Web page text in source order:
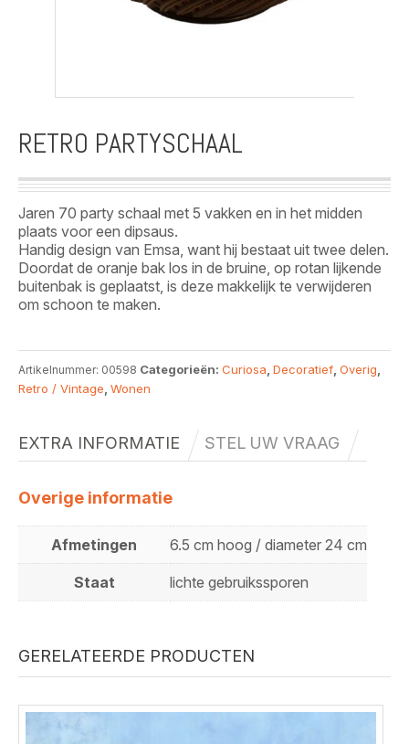
RETRO PARTYSCHAAL
Jaren 70 party schaal met 5 vakken en in het midden
plaats voor een dipsaus.
Handig design van Emsa, want hij bestaat uit twee delen.
Doordat de oranje bak los in de bruine, op rotan lijkende
buitenbak is geplaatst, is deze makkelijk te verwijderen
om schoon te maken.
Artikelnummer: 00598 Categorieën: Curiosa Decoratief Overig
Retro / Vintage Wonen
EXTRA INFORMATIE STEL UW VRAAG
Overige informatie
Afmetingen 6.5 cm hoog / diameter 24 cm
Staat lichte gebruikssporen
GERELATEERDE PRODUCTEN